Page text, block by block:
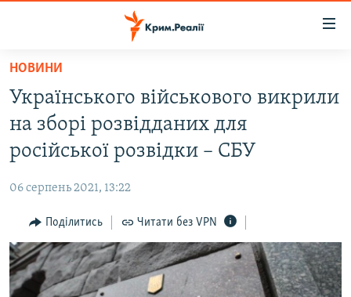
Перейти
основного
матеріалу
Перейти
до
основної
навігації
Перейти
до
пошуку
ВОДА.КРИМ
ВІДЕО ТА ФОТО
БЛОГИ
ПОГЛЯД
ІНТЕРВ'Ю
ВСЕ ЗА ДЕНЬ
НОВИНИ
Українського військового викрили
на зборі розвідданих для
російської розвідки – СБУ
06 серпень 2021, 13:22
Поділитись Читати без VPN